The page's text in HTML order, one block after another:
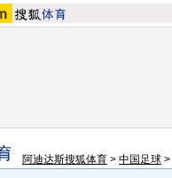
阿迪达斯搜狐体育 > 中国足球 >